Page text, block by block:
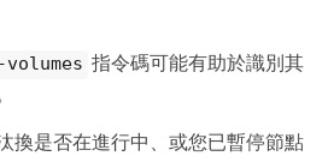
指令碼可能有助於識別其
換是否在進行中、或您已暫停節點